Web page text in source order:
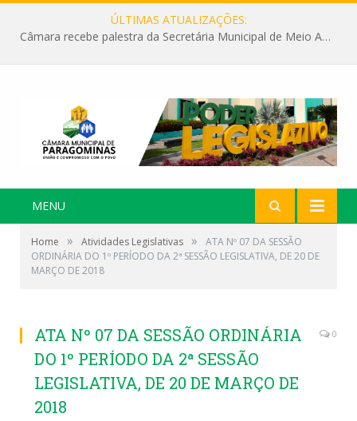
ÚLTIMAS ATUALIZAÇÕES:
Câmara recebe palestra da Secretária Municipal de Meio Ambiente sobre as ações da “SEMANA DO MEIO AMBIENTE”
MENU
Home » Atividades Legislativas »
ATA Nº 07 DA SESSÃO
ORDINÁRIA DO 1º PERÍODO DA 2ª SESSÃO LEGISLATIVA, DE 20 DE
MARÇO DE 2018
ATA Nº 07 DA SESSÃO ORDINÁRIA
DO 1º PERÍODO DA 2ª SESSÃO
LEGISLATIVA, DE 20 DE MARÇO DE
2018
0